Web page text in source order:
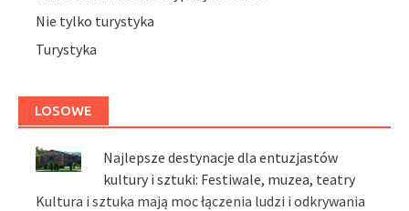
Nie tylko turystyka
Turystyka
LOSOWE
Najlepsze destynacje dla entuzjastów
kultury i sztuki: Festiwale, muzea, teatry
Kultura i sztuka mają moc łączenia ludzi i odkrywania